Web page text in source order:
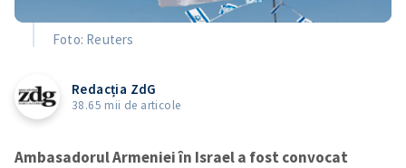
Foto: Reuters
Redacția ZdG
38.65 mii de articole
Ambasadorul Armeniei în Israel a fost convocat